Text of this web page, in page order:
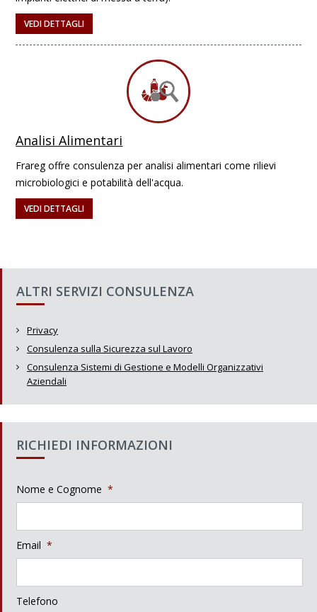
VEDI DETTAGLI
Analisi Alimentari
Frareg offre consulenza per analisi alimentari come rilievi
microbiologici e potabilità dell'acqua.
VEDI DETTAGLI
ALTRI SERVIZI CONSULENZA
Privacy
Consulenza sulla Sicurezza sul Lavoro
Consulenza Sistemi di Gestione e Modelli Organizzativi
Aziendali
RICHIEDI INFORMAZIONI
Nome e Cognome *
Email *
Telefono